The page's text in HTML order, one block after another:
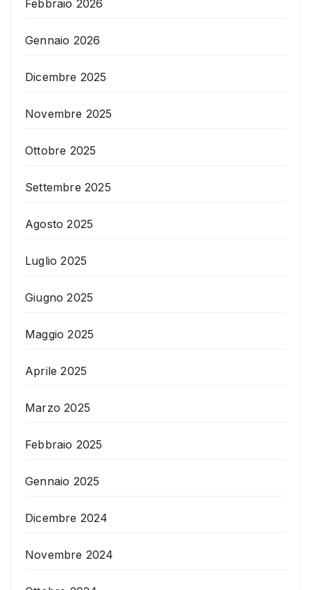
Febbraio 2026
Gennaio 2026
Dicembre 2025
Novembre 2025
Ottobre 2025
Settembre 2025
Agosto 2025
Luglio 2025
Giugno 2025
Maggio 2025
Aprile 2025
Marzo 2025
Febbraio 2025
Gennaio 2025
Dicembre 2024
Novembre 2024